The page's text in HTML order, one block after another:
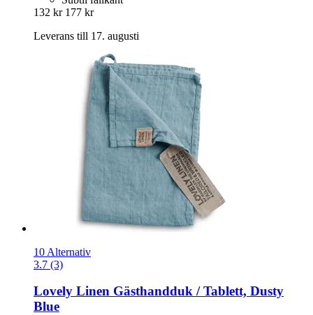
132 kr 177 kr
Leverans till 17. augusti
10 Alternativ
3.7 (3)
Lovely Linen Gästhandduk / Tablett, Dusty
Blue